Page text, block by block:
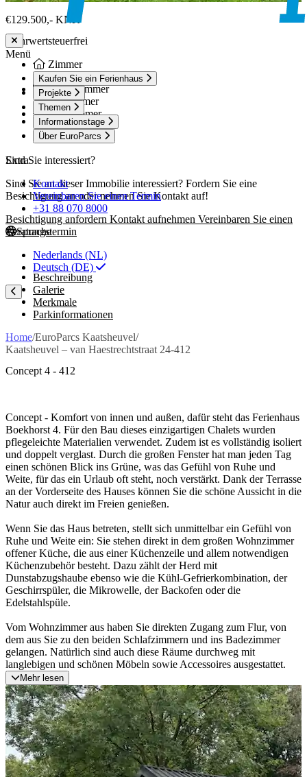
Menü
Kaufen Sie ein Ferienhaus
Projekte
Themen
Informationstage
Über EuroParcs
Extra
Kontakt
Vereinbaren Sie einen Termin
+31 88 070 8000
Sprache
Nederlands (NL)
Deutsch (DE)
€129.500,- KNK
Mehrwertsteuerfrei
Zimmer
3 zimmer
Schlafzimmer
2 schlafzimmer
Badezimmer
1 badezimmer
Sind Sie interessiert?
Sind Sie an dieser Immobilie interessiert? Fordern Sie eine
Besichtigung an oder nehmen Sie Kontakt auf!
Besichtigung anfordern Kontakt aufnehmen Vereinbaren Sie einen
Beratungstermin
Beschreibung
Galerie
Merkmale
Parkinformationen
Home/EuroParcs Kaatsheuvel/
Kaatsheuvel – van Haestrechtstraat 24-412
Concept 4 - 412
Concept - Komfort von innen und außen, dafür steht das Ferienhaus
Boekhorst 4. Für den Bau dieses einzigartigen Chalets wurden
pflegeleichte Materialien verwendet. Zudem ist es vollständig isoliert
und doppelt verglast. Durch die großen Fenster hat man jeden Tag
einen schönen Blick ins Grüne, was das Gefühl von Ruhe und
Weite, für das ein Urlaub oft steht, noch verstärkt. Dank der Terrasse
an der Vorderseite des Hauses können Sie die schöne Aussicht in die
Natur auch direkt im Freien genießen.
Wenn Sie das Haus betreten, stellt sich unmittelbar ein Gefühl von
Ruhe und Weite ein: Sie stehen direkt in dem großen Wohnzimmer
offener Küche, die aus einer Küchenzeile und allem notwendigen
Küchenzubehör besteht. Dazu zählt der Herd mit
Dunstabzugshaube ebenso wie die Kühl-Gefrierkombination, der
Geschirrspüler, die Mikrowelle, der Backofen oder die
Edelstahlspüle.
Vom Wohnzimmer aus haben Sie direkten Zugang zum Flur, von
dem aus Sie zu den beiden Schlafzimmern und ins Badezimmer
gelangen. Natürlich sind auch diese Räume durchweg mit
langlebigen und schönen Möbeln sowie Accessoires ausgestattet.
Mehr lesen